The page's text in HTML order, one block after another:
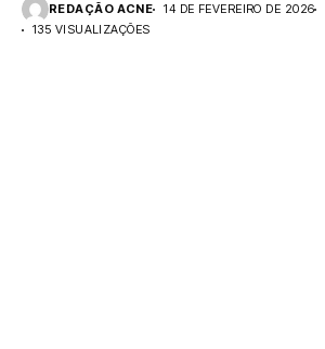
REDAÇÃO ACNE 14 DE FEVEREIRO DE 2026
135 VISUALIZAÇÕES